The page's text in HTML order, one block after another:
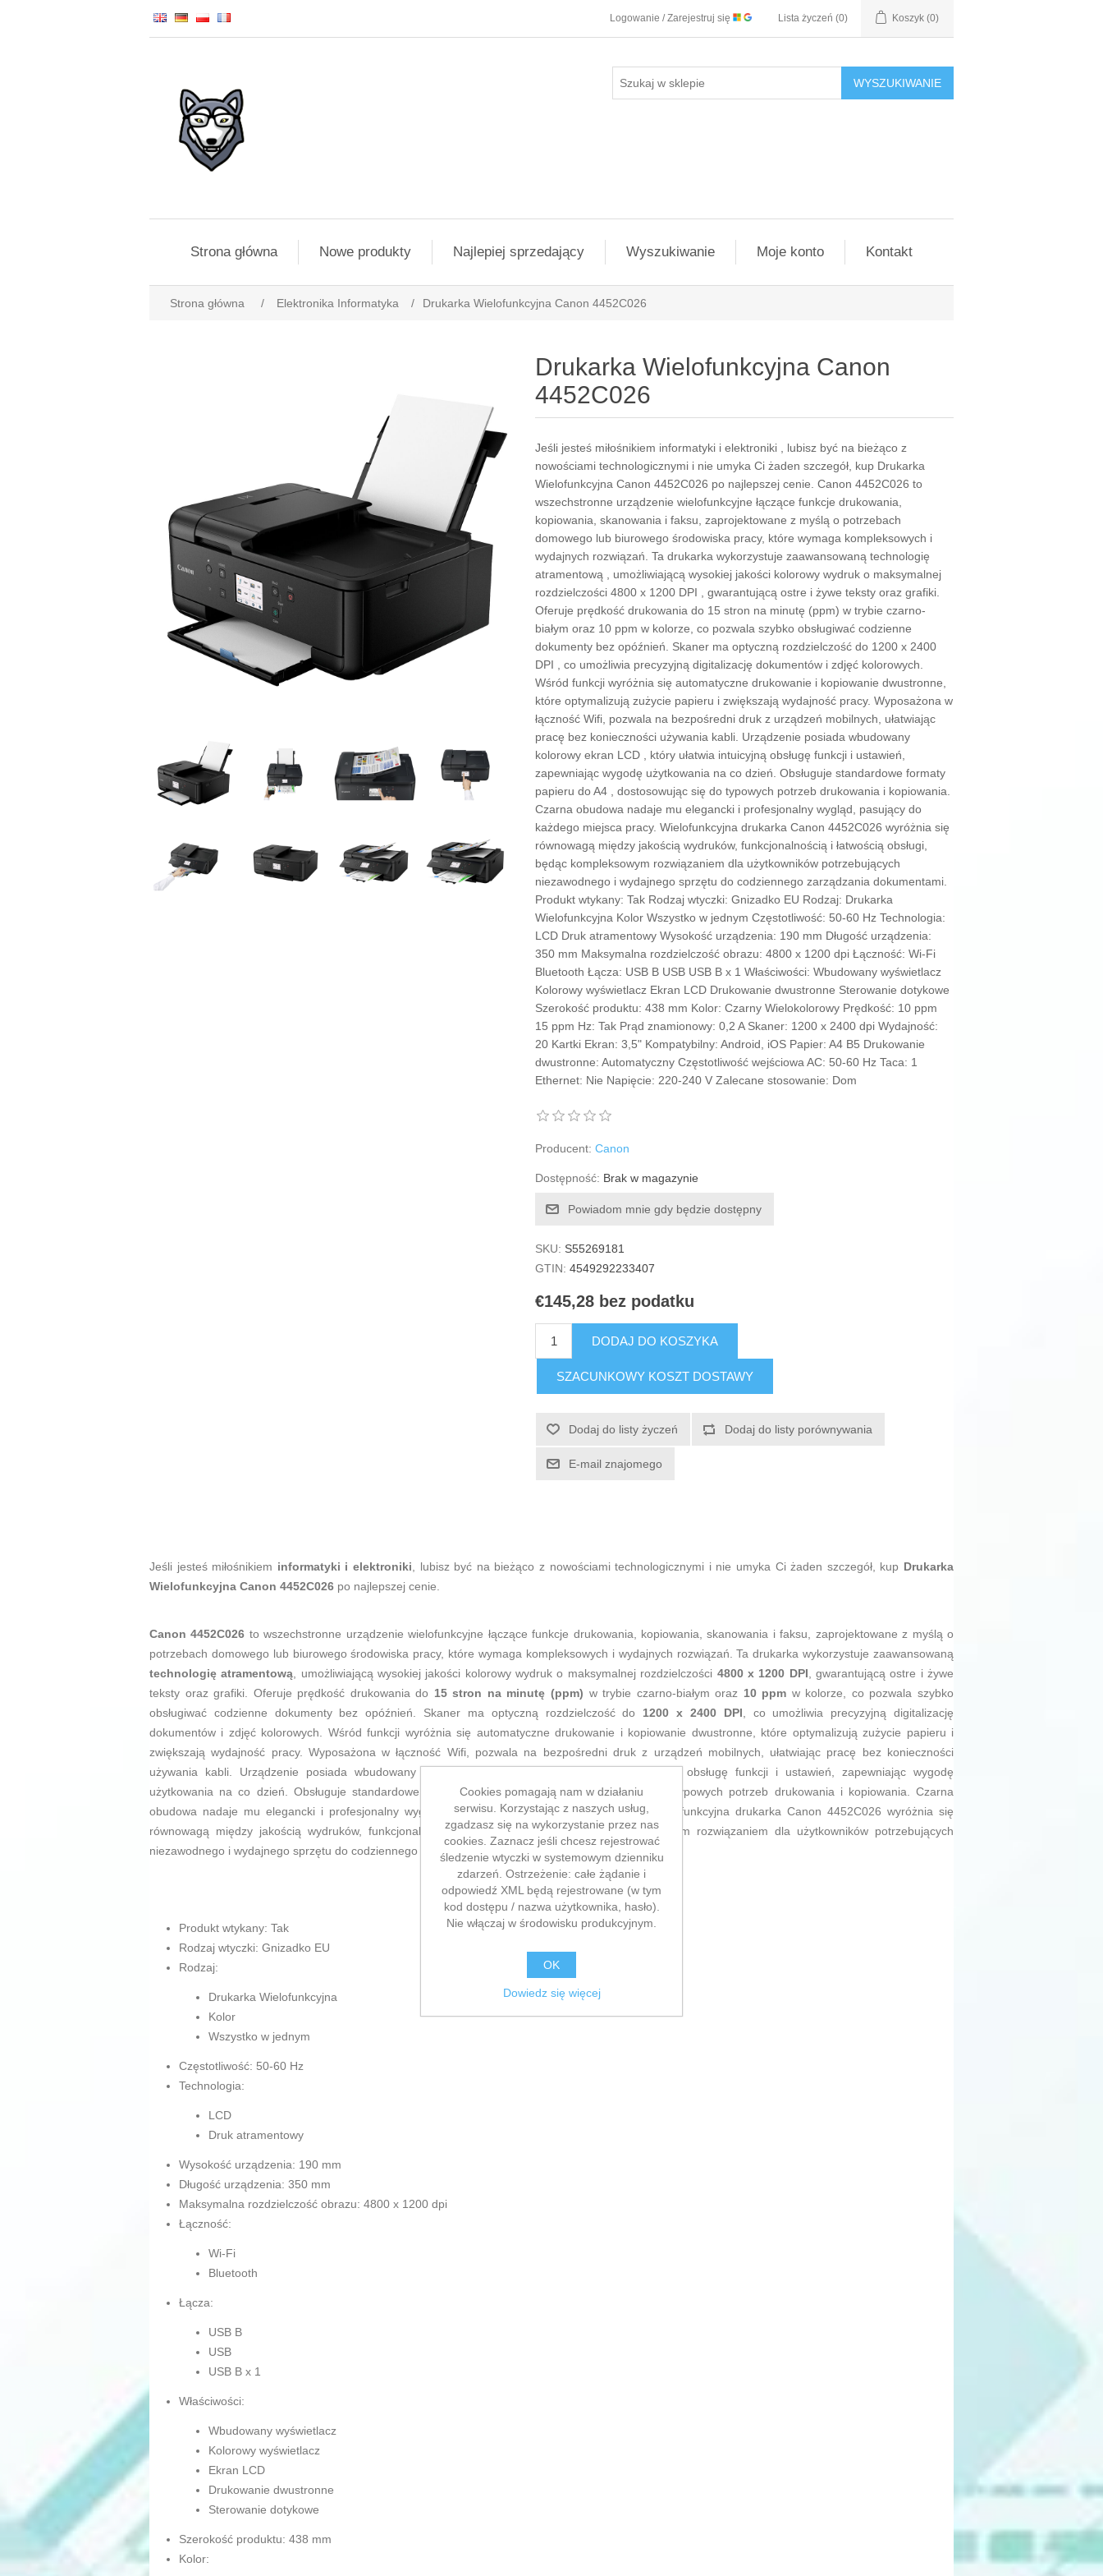
Logowanie / Zarejestruj się Lista życzeń (0) Koszyk (0)
WYSZUKIWANIE
Strona główna Nowe produkty Najlepiej sprzedający Wyszukiwanie Moje konto Kontakt
Strona główna / Elektronika Informatyka / Drukarka Wielofunkcyjna Canon 4452C026
Drukarka Wielofunkcyjna Canon
4452C026
Jeśli jesteś miłośnikiem informatyki i elektroniki , lubisz być na bieżąco z
nowościami technologicznymi i nie umyka Ci żaden szczegół, kup Drukarka
Wielofunkcyjna Canon 4452C026 po najlepszej cenie. Canon 4452C026 to
wszechstronne urządzenie wielofunkcyjne łączące funkcje drukowania,
kopiowania, skanowania i faksu, zaprojektowane z myślą o potrzebach
domowego lub biurowego środowiska pracy, które wymaga kompleksowych i
wydajnych rozwiązań. Ta drukarka wykorzystuje zaawansowaną technologię
atramentową , umożliwiającą wysokiej jakości kolorowy wydruk o maksymalnej
rozdzielczości 4800 x 1200 DPI , gwarantującą ostre i żywe teksty oraz grafiki.
Oferuje prędkość drukowania do 15 stron na minutę (ppm) w trybie czarno-
białym oraz 10 ppm w kolorze, co pozwala szybko obsługiwać codzienne
dokumenty bez opóźnień. Skaner ma optyczną rozdzielczość do 1200 x 2400
DPI , co umożliwia precyzyjną digitalizację dokumentów i zdjęć kolorowych.
Wśród funkcji wyróżnia się automatyczne drukowanie i kopiowanie dwustronne,
które optymalizują zużycie papieru i zwiększają wydajność pracy. Wyposażona w
łączność Wifi, pozwala na bezpośredni druk z urządzeń mobilnych, ułatwiając
pracę bez konieczności używania kabli. Urządzenie posiada wbudowany
kolorowy ekran LCD , który ułatwia intuicyjną obsługę funkcji i ustawień,
zapewniając wygodę użytkowania na co dzień. Obsługuje standardowe formaty
papieru do A4 , dostosowując się do typowych potrzeb drukowania i kopiowania.
Czarna obudowa nadaje mu elegancki i profesjonalny wygląd, pasujący do
każdego miejsca pracy. Wielofunkcyjna drukarka Canon 4452C026 wyróżnia się
równowagą między jakością wydruków, funkcjonalnością i łatwością obsługi,
będąc kompleksowym rozwiązaniem dla użytkowników potrzebujących
niezawodnego i wydajnego sprzętu do codziennego zarządzania dokumentami.
Produkt wtykany: Tak Rodzaj wtyczki: Gnizadko EU Rodzaj: Drukarka
Wielofunkcyjna Kolor Wszystko w jednym Częstotliwość: 50-60 Hz Technologia:
LCD Druk atramentowy Wysokość urządzenia: 190 mm Długość urządzenia:
350 mm Maksymalna rozdzielczość obrazu: 4800 x 1200 dpi Łączność: Wi-Fi
Bluetooth Łącza: USB B USB USB B x 1 Właściwości: Wbudowany wyświetlacz
Kolorowy wyświetlacz Ekran LCD Drukowanie dwustronne Sterowanie dotykowe
Szerokość produktu: 438 mm Kolor: Czarny Wielokolorowy Prędkość: 10 ppm
15 ppm Hz: Tak Prąd znamionowy: 0,2 A Skaner: 1200 x 2400 dpi Wydajność:
20 Kartki Ekran: 3,5" Kompatybilny: Android, iOS Papier: A4 B5 Drukowanie
dwustronne: Automatyczny Częstotliwość wejściowa AC: 50-60 Hz Taca: 1
Ethernet: Nie Napięcie: 220-240 V Zalecane stosowanie: Dom
Producent: Canon
Dostępność: Brak w magazynie
Powiadom mnie gdy będzie dostępny
SKU: S55269181
GTIN: 4549292233407
€145,28 bez podatku
DODAJ DO KOSZYKA
SZACUNKOWY KOSZT DOSTAWY
Dodaj do listy życzeń Dodaj do listy porównywania
E-mail znajomego
Jeśli jesteś miłośnikiem informatyki i elektroniki, lubisz być na bieżąco z nowościami technologicznymi i nie umyka Ci żaden szczegół, kup Drukarka
Wielofunkcyjna Canon 4452C026 po najlepszej cenie.
Canon 4452C026 to wszechstronne urządzenie wielofunkcyjne łączące funkcje drukowania, kopiowania, skanowania i faksu, zaprojektowane z myślą o
potrzebach domowego lub biurowego środowiska pracy, które wymaga kompleksowych i wydajnych rozwiązań. Ta drukarka wykorzystuje zaawansowaną
technologię atramentową, umożliwiającą wysokiej jakości kolorowy wydruk o maksymalnej rozdzielczości 4800 x 1200 DPI, gwarantującą ostre i żywe
teksty oraz grafiki. Oferuje prędkość drukowania do 15 stron na minutę (ppm) w trybie czarno-białym oraz 10 ppm w kolorze, co pozwala szybko
obsługiwać codzienne dokumenty bez opóźnień. Skaner ma optyczną rozdzielczość do 1200 x 2400 DPI, co umożliwia precyzyjną digitalizację
dokumentów i zdjęć kolorowych. Wśród funkcji wyróżnia się automatyczne drukowanie i kopiowanie dwustronne, które optymalizują zużycie papieru i
zwiększają wydajność pracy. Wyposażona w łączność Wifi, pozwala na bezpośredni druk z urządzeń mobilnych, ułatwiając pracę bez konieczności
używania kabli. Urządzenie posiada wbudowany
, który ułatwia intuicyjną obsługę funkcji i ustawień, zapewniając wygodę
użytkowania na co dzień. Obsługuje standardowe formaty papieru doA4, dostosowując się do typowych potrzeb drukowania i kopiowania. Czarna
obudowa nadaje mu elegancki i profesjonalny wygląd, pasujący do każdego miejsca pracy. Wielofunkcyjna drukarka Canon 4452C026 wyróżnia się
równowagą między jakością wydruków, funkcjonalnością i łatwością obsługi, będąc kompleksowym rozwiązaniem dla użytkowników potrzebujących
niezawodnego i wydajnego sprzętu do codziennego zarządzania dokumentami.
Produkt wtykany: Tak
Rodzaj wtyczki: Gnizadko EU
Rodzaj:
Drukarka Wielofunkcyjna
Kolor
Wszystko w jednym
Częstotliwość: 50-60 Hz
Technologia:
LCD
Druk atramentowy
Wysokość urządzenia: 190 mm
Długość urządzenia: 350 mm
Maksymalna rozdzielczość obrazu: 4800 x 1200 dpi
Łączność:
Wi-Fi
Bluetooth
Łącza:
USB B
USB
USB B x 1
Właściwości:
Wbudowany wyświetlacz
Kolorowy wyświetlacz
Ekran LCD
Drukowanie dwustronne
Sterowanie dotykowe
Szerokość produktu: 438 mm
Kolor:
Cookies pomagają nam w działaniu
serwisu. Korzystając z naszych usług,
zgadzasz się na wykorzystanie przez nas
cookies. Zaznacz jeśli chcesz rejestrować
śledzenie wtyczki w systemowym dzienniku
zdarzeń. Ostrzeżenie: całe żądanie i
odpowiedź XML będą rejestrowane (w tym
kod dostępu / nazwa użytkownika, hasło).
Nie włączaj w środowisku produkcyjnym.
OK
Dowiedz się więcej